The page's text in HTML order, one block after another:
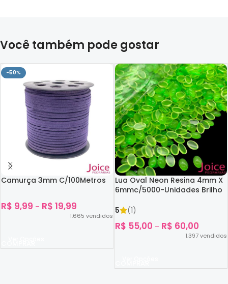
Você também pode gostar
-50%
Camurça 3mm C/100Metros
R$ 9,99 – R$ 19,99
1.665 vendidos
Lua Oval Neon Resina 4mm X
6mmc/5000-Unidades Brilho
5
(1)
R$ 55,00 – R$ 60,00
1.397vendidos